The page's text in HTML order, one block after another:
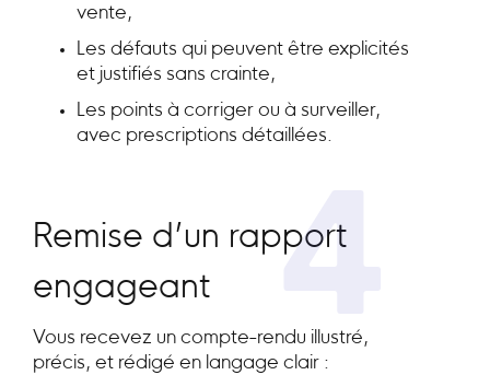
vente,
Les défauts qui peuvent être explicités
et justifiés sans crainte,
Les points à corriger ou à surveiller,
avec prescriptions détaillées.
4
Remise d’un rapport
engageant
Vous recevez un compte-rendu illustré,
précis, et rédigé en langage clair :